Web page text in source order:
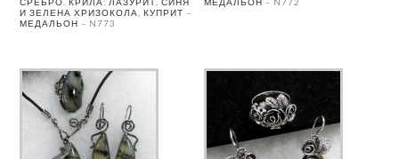
И ЗЕЛЕНА ХРИЗОКОЛА, КУПРИТ –
МЕДАЛЬОН – N773